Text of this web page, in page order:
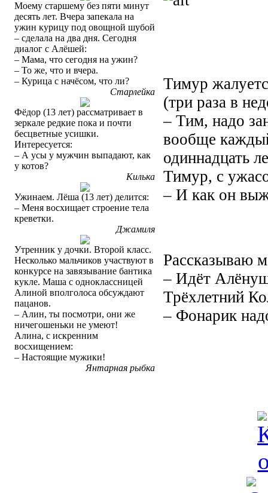
Моему старшему без пяти минут
десять лет. Вчера запекала на
ужин курицу под овощной шубой
– сделала на два дня. Сегодня
диалог с Алёшей:
– Мама, что сегодня на ужин?
– То же, что и вчера.
– Курица с начёсом, что ли?
Старлейка
Фёдор (13 лет) рассматривает в
зеркале редкие пока и почти
бесцветные усишки.
Интересуется:
– А усы у мужчин выпадают, как
у котов?
Килька
Ужинаем. Лёша (13 лет) делится:
– Меня восхищает строение тела
креветки.
Джамиля
Утренник у дочки. Второй класс.
Несколько мальчиков участвуют в
конкурсе на завязывание бантика
кукле. Маша с одноклассницей
Алиной вполголоса обсуждают
пацанов.
– Алин, ты посмотри, они же
ничегошеньки не умеют!
Алина, с искренним
восхищением:
– Настоящие мужики!
Янтарная рыбка
Тимур
(три раза в
– Тим, надо
вообще
одиннадцать
Тимур, с
– И как он
Рассказываю
– Идёт
Трёхлетний
– Фонарик